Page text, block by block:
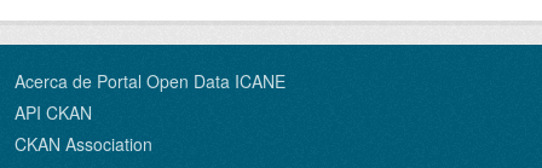
Acerca de Portal Open Data ICANE
API CKAN
CKAN Association